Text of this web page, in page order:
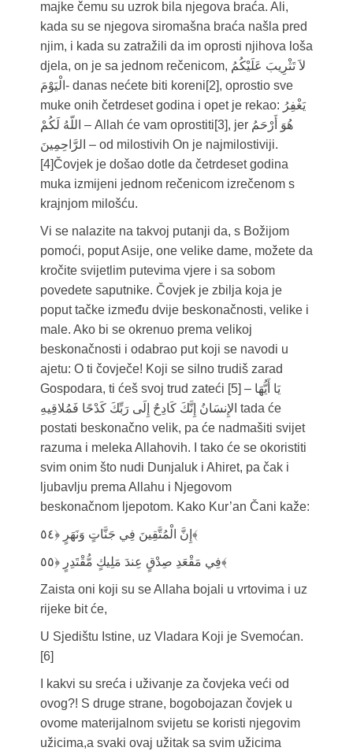
majke čemu su uzrok bila njegova braća. Ali,
kada su se njegova siromašna braća našla pred
njim, i kada su zatražili da im oprosti njihova loša
djela, on je sa jednom rečenicom, لاَ تَثْرِيبَ عَلَيْكُمُ
الْيَوْمَ- danas nećete biti koreni[2], oprostio sve
muke onih četrdeset godina i opet je rekao: يَغْفِرُ
اللّهُ لَكُمْ – Allah će vam oprostiti[3], jer هُوَ أَرْحَمُ
الرَّاحِمِينَ – od milostivih On je najmilostiviji.
[4]Čovjek je došao dotle da četrdeset godina
muka izmijeni jednom rečenicom izrečenom s
krajnjom milošću.
Vi se nalazite na takvoj putanji da, s Božijom
pomoći, poput Asije, one velike dame, možete da
kročite svijetlim putevima vjere i sa sobom
povedete saputnike. Čovjek je zbilja koja je
poput tačke između dvije beskonačnosti, velike i
male. Ako bi se okrenuo prema velikoj
beskonačnosti i odabrao put koji se navodi u
ajetu: O ti čovječe! Koji se silno trudiš zarad
Gospodara, ti ćeš svoj trud zateći [5] – يَا أَيُّهَا
الإِنسَانُ إِنَّكَ كَادِحٌ إِلَى رَبِّكَ كَدْحًا فَمُلاقِيهِ tada će
postati beskonačno velik, pa će nadmašiti svijet
razuma i meleka Allahovih. I tako će se okoristiti
svim onim što nudi Dunjaluk i Ahiret, pa čak i
ljubavlju prema Allahu i Njegovom
beskonačnom ljepotom. Kako Kur’an Čani kaže:
إِنَّ الْمُتَّقِينَ فِي جَنَّاتٍ وَنَهَرٍ ﴿٥٤﴾
فِي مَقْعَدِ صِدْقٍ عِندَ مَلِيكٍ مُّقْتَدِرٍ ﴿٥٥﴾
Zaista oni koji su se Allaha bojali u vrtovima i uz
rijeke bit će,
U Sjedištu Istine, uz Vladara Koji je Svemoćan.
[6]
I kakvi su sreća i uživanje za čovjeka veći od
ovog?! S druge strane, bogobojazan čovjek u
ovome materijalnom svijetu se koristi njegovim
užicima,a svaki ovaj užitak sa svim užicima